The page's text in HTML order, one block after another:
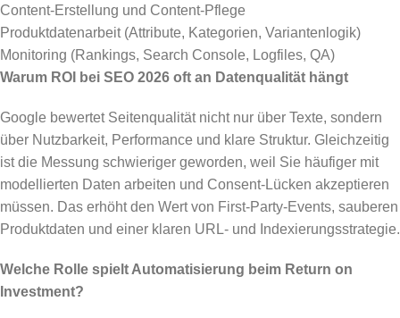
Content-Erstellung und Content-Pflege
Produktdatenarbeit (Attribute, Kategorien, Variantenlogik)
Monitoring (Rankings, Search Console, Logfiles, QA)
Warum ROI bei SEO 2026 oft an Datenqualität hängt
Google bewertet Seitenqualität nicht nur über Texte, sondern
über Nutzbarkeit, Performance und klare Struktur. Gleichzeitig
ist die Messung schwieriger geworden, weil Sie häufiger mit
modellierten Daten arbeiten und Consent-Lücken akzeptieren
müssen. Das erhöht den Wert von First-Party-Events, sauberen
Produktdaten und einer klaren URL- und Indexierungsstrategie.
Welche Rolle spielt Automatisierung beim Return on
Investment?